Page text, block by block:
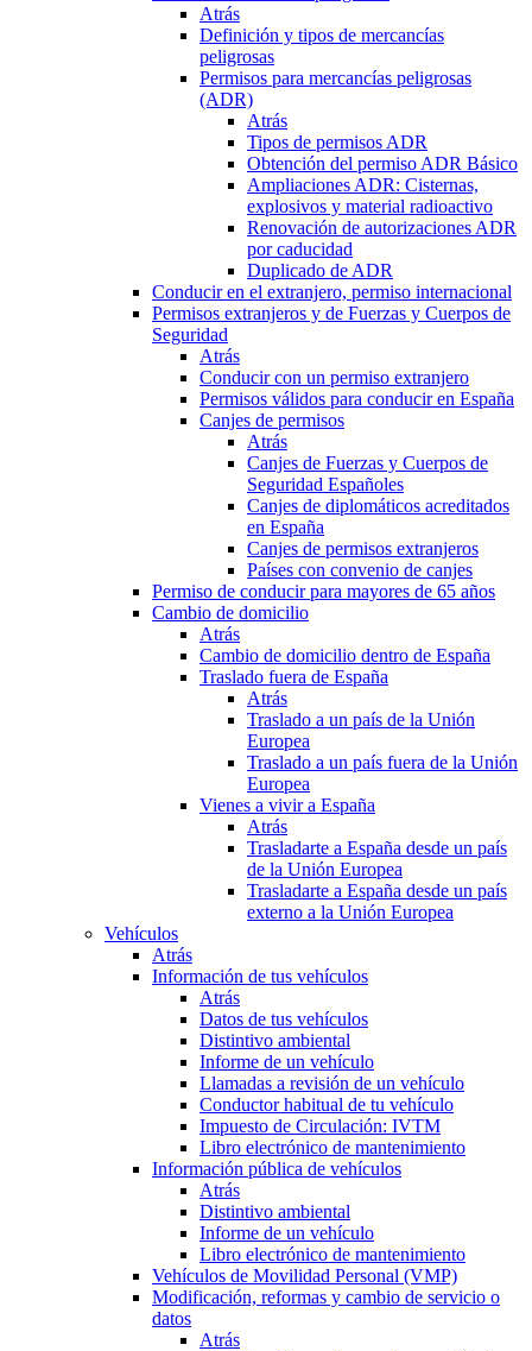
Atrás
Definición y tipos de mercancías
peligrosas
Permisos para mercancías peligrosas
(ADR)
Atrás
Tipos de permisos ADR
Obtención del permiso ADR Básico
Ampliaciones ADR: Cisternas,
explosivos y material radioactivo
Renovación de autorizaciones ADR
por caducidad
Duplicado de ADR
Conducir en el extranjero, permiso internacional
Permisos extranjeros y de Fuerzas y Cuerpos de
Seguridad
Atrás
Conducir con un permiso extranjero
Permisos válidos para conducir en España
Canjes de permisos
Atrás
Canjes de Fuerzas y Cuerpos de
Seguridad Españoles
Canjes de diplomáticos acreditados
en España
Canjes de permisos extranjeros
Países con convenio de canjes
Permiso de conducir para mayores de 65 años
Cambio de domicilio
Atrás
Cambio de domicilio dentro de España
Traslado fuera de España
Atrás
Traslado a un país de la Unión
Europea
Traslado a un país fuera de la Unión
Europea
Vienes a vivir a España
Atrás
Trasladarte a España desde un país
de la Unión Europea
Trasladarte a España desde un país
externo a la Unión Europea
Vehículos
Atrás
Información de tus vehículos
Atrás
Datos de tus vehículos
Distintivo ambiental
Informe de un vehículo
Llamadas a revisión de un vehículo
Conductor habitual de tu vehículo
Impuesto de Circulación: IVTM
Libro electrónico de mantenimiento
Información pública de vehículos
Atrás
Distintivo ambiental
Informe de un vehículo
Libro electrónico de mantenimiento
Vehículos de Movilidad Personal (VMP)
Modificación, reformas y cambio de servicio o
datos
Atrás